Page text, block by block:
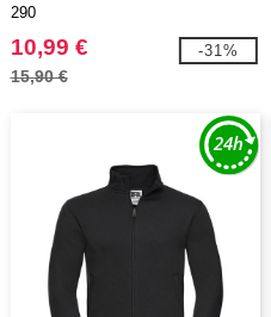
290
10,99 €
15,90 €
-31%